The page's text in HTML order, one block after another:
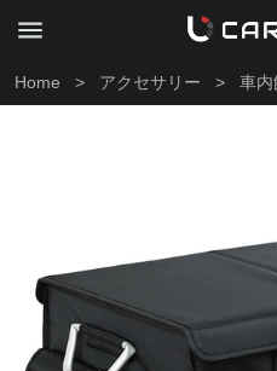
Home > アクセサリー > 車内